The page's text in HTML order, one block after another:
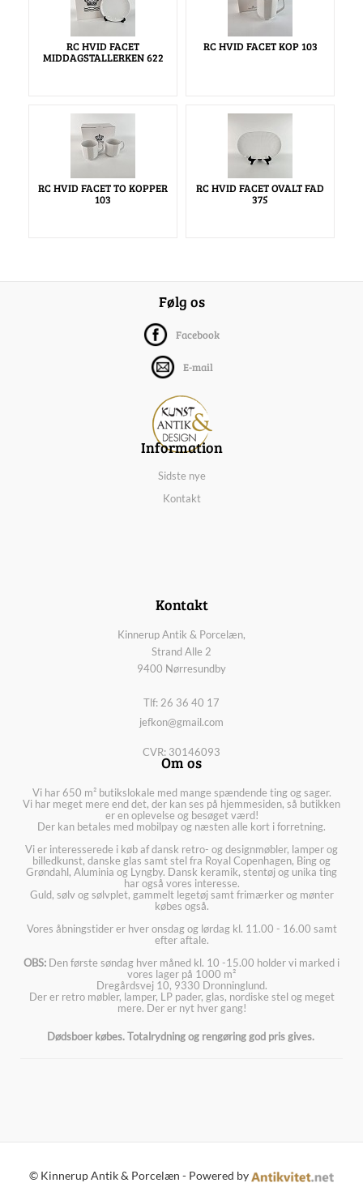
RC HVID FACET
MIDDAGSTALLERKEN 622
RC HVID FACET KOP 103
RC HVID FACET TO KOPPER
103
RC HVID FACET OVALT FAD
375
Følg os
Facebook
E-mail
Information
Sidste nye
Kontakt
Kontakt
Kinnerup Antik & Porcelæn,
Strand Alle 2
9400 Nørresundby
Tlf: 26 36 40 17
jefkon@gmail.com
CVR: 30146093
Om os
Vi har 650 m² butikslokale med mange spændende ting og sager.
Vi har meget mere end det, der kan ses på hjemmesiden, så butikken
er en oplevelse og besøget værd!
Der kan betales med mobilpay og næsten alle kort i forretning.
Vi er interesserede i køb af dansk retro- og designmøbler, lamper og
billedkunst, danske glas samt stel fra Royal Copenhagen, Bing og
Grøndahl, Aluminia og Lyngby. Dansk keramik, stentøj og unika ting
har også vores interesse.
Guld, sølv og sølvplet, gammelt legetøj samt frimærker og mønter
købes også.
Vores åbningstider er hver onsdag og lørdag kl. 11.00 - 16.00 samt
efter aftale.
OBS: Den første søndag hver måned kl. 10 -15.00 holder vi marked i
vores lager på 1000 m²
Dregårdsvej 10, 9330 Dronninglund.
Der er retro møbler, lamper, LP pader, glas, nordiske stel og meget
mere. Der er nyt hver gang!
Dødsboer købes. Totalrydning og rengøring god pris gives.
© Kinnerup Antik & Porcelæn - Powered by